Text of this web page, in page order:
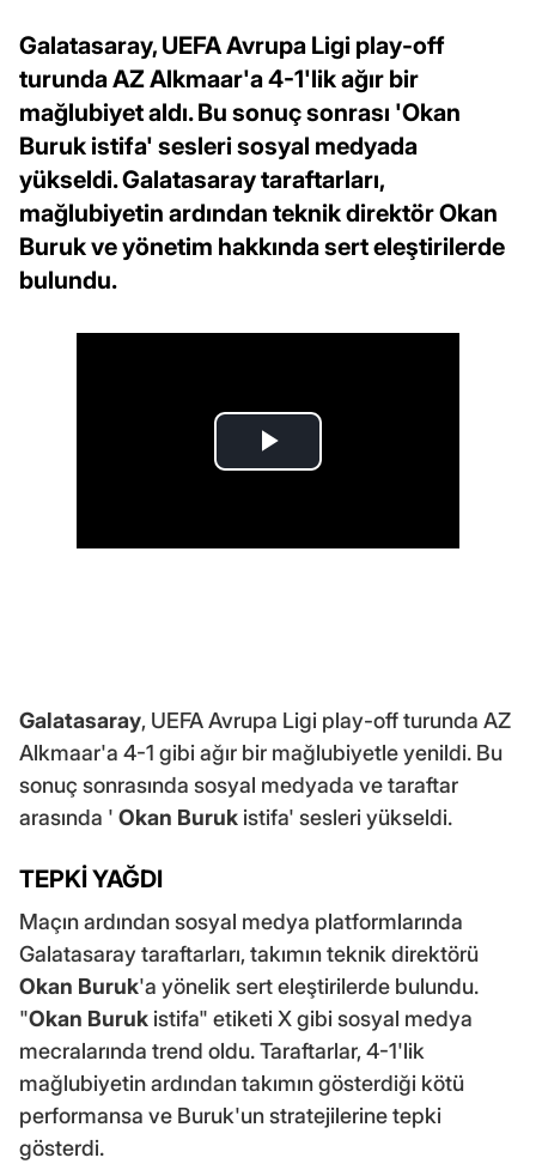
Galatasaray, UEFA Avrupa Ligi play-off
turunda AZ Alkmaar'a 4-1'lik ağır bir
mağlubiyet aldı. Bu sonuç sonrası 'Okan
Buruk istifa' sesleri sosyal medyada
yükseldi. Galatasaray taraftarları,
mağlubiyetin ardından teknik direktör Okan
Buruk ve yönetim hakkında sert eleştirilerde
bulundu.
Galatasaray, UEFA Avrupa Ligi play-off turunda AZ
Alkmaar'a 4-1 gibi ağır bir mağlubiyetle yenildi. Bu
sonuç sonrasında sosyal medyada ve taraftar
arasında ' Okan Buruk istifa' sesleri yükseldi.
TEPKİ YAĞDI
Maçın ardından sosyal medya platformlarında
Galatasaray taraftarları, takımın teknik direktörü
Okan Buruk'a yönelik sert eleştirilerde bulundu.
"Okan Buruk istifa" etiketi X gibi sosyal medya
mecralarında trend oldu. Taraftarlar, 4-1'lik
mağlubiyetin ardından takımın gösterdiği kötü
performansa ve Buruk'un stratejilerine tepki
gösterdi.